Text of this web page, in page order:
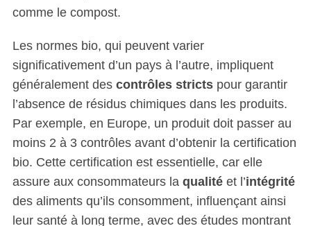
comme le compost.
Les normes bio, qui peuvent varier
significativement d’un pays à l’autre, impliquent
généralement des contrôles strictspour garantir
l’absence de résidus chimiques dans les produits.
Par exemple, en Europe, un produit doit passer au
moins 2 à 3 contrôles avant d’obtenir la certification
bio. Cette certification est essentielle, car elle
assure aux consommateurs la qualitéet l’intégrité
des aliments qu’ils consomment, influençant ainsi
leur santé à long terme, avec des études montrant